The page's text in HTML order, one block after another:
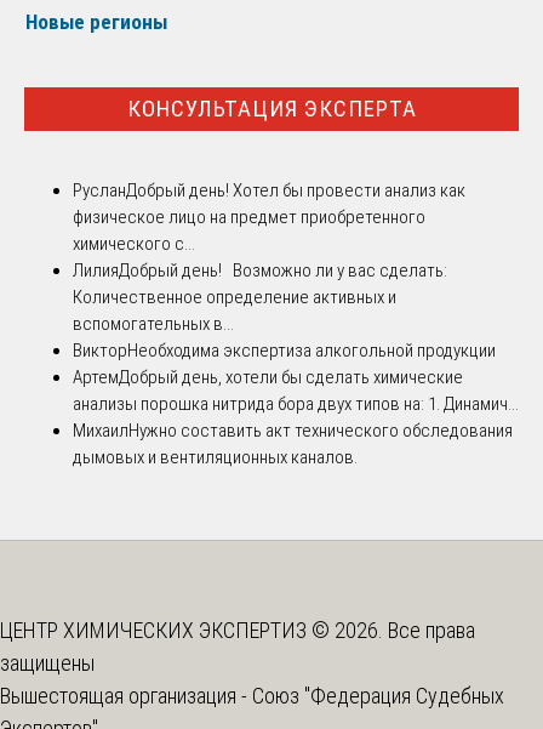
Новые регионы
КОНСУЛЬТАЦИЯ ЭКСПЕРТА
РусланДобрый день! Хотел бы провести анализ как
физическое лицо на предмет приобретенного
химического с...
ЛилияДобрый день! Возможно ли у вас сделать:
Количественное определение активных и
вспомогательных в...
ВикторНеобходима экспертиза алкогольной продукции
АртемДобрый день, хотели бы сделать химические
анализы порошка нитрида бора двух типов на: 1. Динамич...
МихаилНужно составить акт технического обследования
дымовых и вентиляционных каналов.
ЦЕНТР ХИМИЧЕСКИХ ЭКСПЕРТИЗ © 2026. Все права
защищены
Вышестоящая организация - Союз "Федерация Судебных